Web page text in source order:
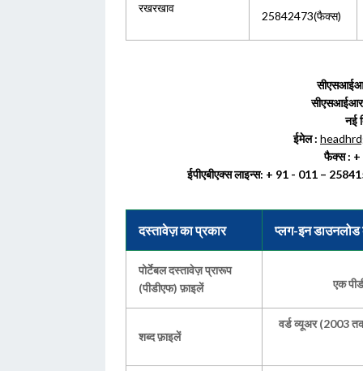
रखरखाव
25842473(फैक्स)
सीएसआईआर
नई
ईमेल :
फैक्स : +
ईपीएबीएक्स लाइन्स: + 91 - 011 –
दस्तावेज़ का प्रकार प्लग-इन डाउनलोड
पोर्टेबल दस्तावेज़ प्रारूप
(पीडीएफ) फ़ाइलें
एक
शब्द फ़ाइलें
वर्ड व्यूअर (2003